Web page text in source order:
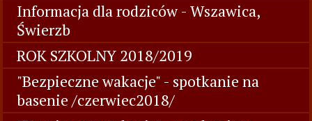
Informacja dla rodziców - Wszawica,
Świerzb
ROK SZKOLNY 2018/2019
"Bezpieczne wakacje" - spotkanie na
basenie /czerwiec2018/